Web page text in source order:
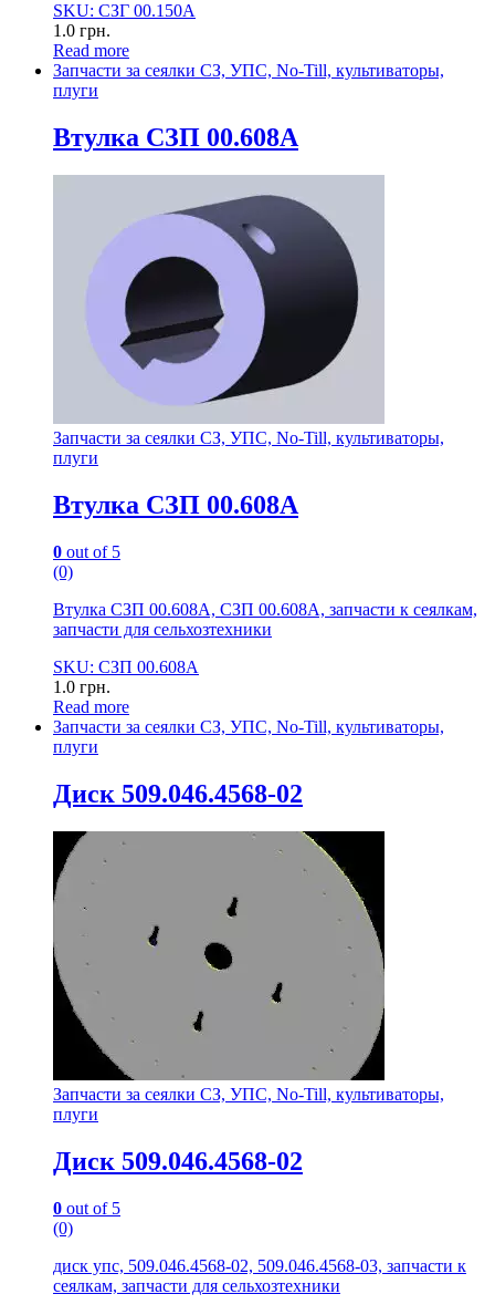
SKU: СЗГ 00.150А
1.0 грн.
Read more
Запчасти за сеялки СЗ, УПС, No-Till, культиваторы,
плуги
Втулка СЗП 00.608А
Запчасти за сеялки СЗ, УПС, No-Till, культиваторы,
плуги
Втулка СЗП 00.608А
0 out of 5
(0)
Втулка СЗП 00.608А, СЗП 00.608А, запчасти к сеялкам,
запчасти для сельхозтехники
SKU: СЗП 00.608А
1.0 грн.
Read more
Запчасти за сеялки СЗ, УПС, No-Till, культиваторы,
плуги
Диск 509.046.4568-02
Запчасти за сеялки СЗ, УПС, No-Till, культиваторы,
плуги
Диск 509.046.4568-02
0 out of 5
(0)
диск упс, 509.046.4568-02, 509.046.4568-03, запчасти к
сеялкам, запчасти для сельхозтехники